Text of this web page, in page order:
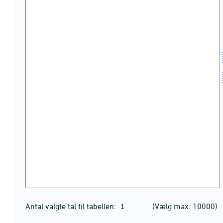
Antal valgte tal til tabellen: (Vælg max. 10000)